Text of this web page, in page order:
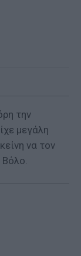
την
μεγάλη
να τον
Βόλο.